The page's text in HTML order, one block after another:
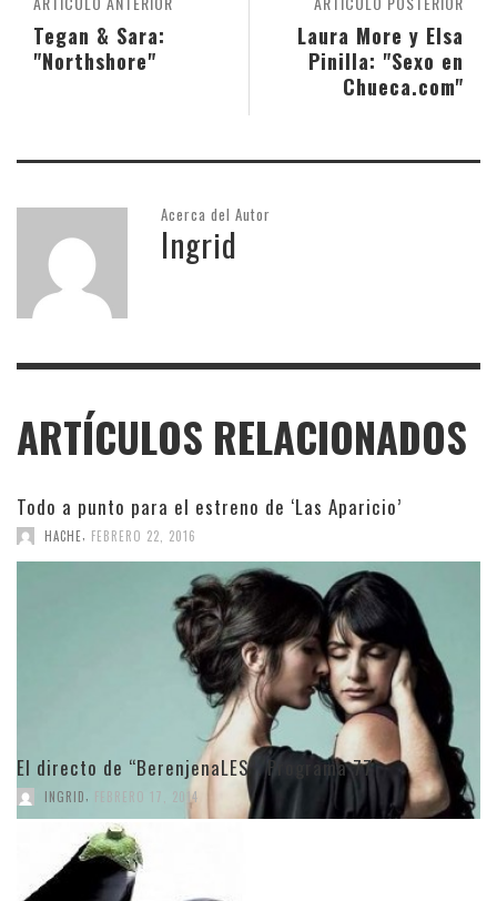
Laura More y Elsa
Pinilla: "Sexo en
Chueca.com"
Tegan & Sara:
"Northshore"
Acerca del Autor
Ingrid
ARTÍCULOS RELACIONADOS
Todo a punto para el estreno de ‘Las Aparicio’
HACHE FEBRERO 22, 2016
El directo de “BerenjenaLES”. Programa 77
INGRID FEBRERO 17, 2014